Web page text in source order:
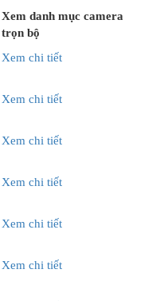
Xem danh mục camera
trọn bộ
Xem chi tiết
Xem chi tiết
Xem chi tiết
Xem chi tiết
Xem chi tiết
Xem chi tiết